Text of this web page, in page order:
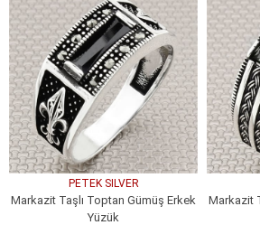
PETEK SILVER
Markazit Taşlı Toptan Gümüş Erkek
Yüzük
Markazit